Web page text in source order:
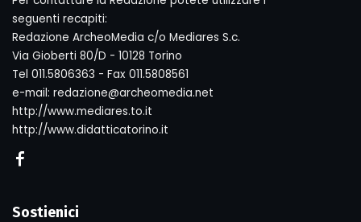
seguenti recapiti:
Redazione ArcheoMedia c/o Mediares S.c.
Via Gioberti 80/D - 10128 Torino
Tel 011.5806363 - Fax 011.5808561
e-mail: redazione@archeomedia.net
http://www.mediares.to.it
http://www.didatticatorino.it
Sostienici